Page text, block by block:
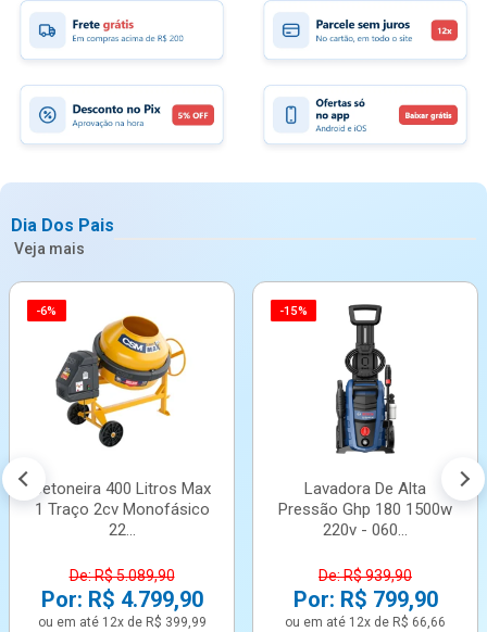
Dia Dos Pais
Veja mais
-6%
Betoneira 400 Litros Max
1 Traço 2cv Monofásico
22...
De: R$ 5.089,90
Por: R$ 4.799,90
ou em até 12x de R$ 399,99
-15%
Lavadora De Alta
Pressão Ghp 180 1500w
220v - 060...
De: R$ 939,90
Por: R$ 799,90
ou em até 12x de R$ 66,66